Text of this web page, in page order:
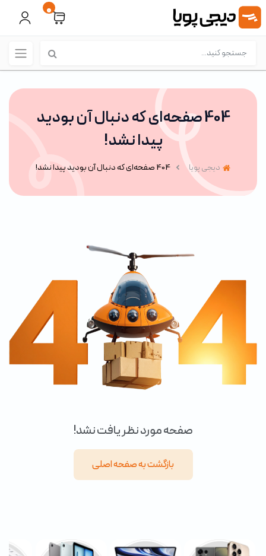
0
404 صفحه‌ای که دنبال آن بودید
پیدا نشد!
دیجی پویا 404 صفحه‌ای که دنبال آن بودید پیدا نشد!
صفحه مورد نظر یافت نشد!
بازگشت به صفحه اصلی